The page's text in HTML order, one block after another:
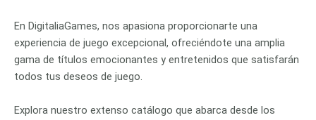
En DigitaliaGames, nos apasiona proporcionarte una
experiencia de juego excepcional, ofreciéndote una amplia
gama de títulos emocionantes y entretenidos que satisfarán
todos tus deseos de juego.
Explora nuestro extenso catálogo que abarca desde los